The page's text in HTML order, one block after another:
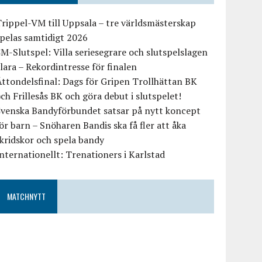
VM till Uppsala – tre världsmästerskap
samtidigt 2026
Slutspel: Villa seriesegrare och slutspelslagen
– Rekordintresse för finalen
Dags för Gripen Trollhättan BK
Frillesås BK och göra debut i slutspelet!
Bandyförbundet satsar på nytt koncept
barn – Snöharen Bandis ska få fler att åka
och spela bandy
Trenationers i Karlstad
MATCHNYTT